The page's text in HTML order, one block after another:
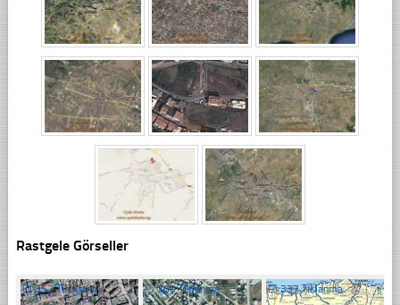
Rastgele Görseller
☐352 Tıklanma ☐269 Tıklanma ☐337 Tıklanma